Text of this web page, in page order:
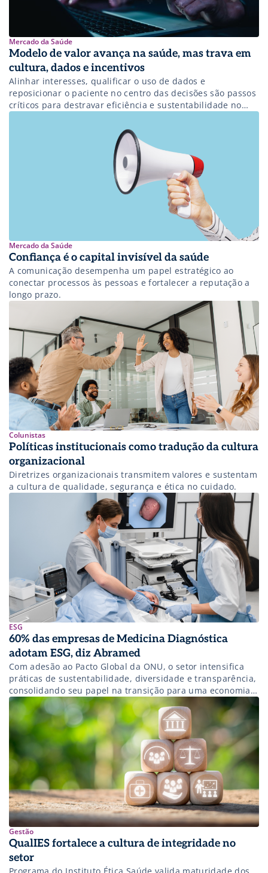
Mercado da Saúde
Modelo de valor avança na saúde, mas trava em
cultura, dados e incentivos
Alinhar interesses, qualificar o uso de dados e
reposicionar o paciente no centro das decisões são passos
críticos para destravar eficiência e sustentabilidade no
Mercado da Saúde
Confiança é o capital invisível da saúde
A comunicação desempenha um papel estratégico ao
conectar processos às pessoas e fortalecer a reputação a
longo prazo.
Colunistas
Políticas institucionais como tradução da cultura
organizacional
Diretrizes organizacionais transmitem valores e sustentam
a cultura de qualidade, segurança e ética no cuidado.
ESG
60% das empresas de Medicina Diagnóstica
adotam ESG, diz Abramed
Com adesão ao Pacto Global da ONU, o setor intensifica
práticas de sustentabilidade, diversidade e transparência,
consolidando seu papel na transição para uma economia
de baixo carbono.
Gestão
QualIES fortalece a cultura de integridade no
setor
Programa do Instituto Ética Saúde valida maturidade dos